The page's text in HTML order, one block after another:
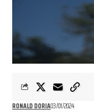
RONALD DORIA03/01/2024